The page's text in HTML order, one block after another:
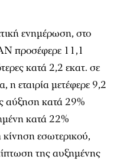
ενημέρωση, στο
προσέφερε 11,1
κατά 2,2 εκατ. σε
η εταιρία μετέφερε 9,2
αύξηση κατά 29%
κατά 22%
κίνηση εσωτερικού,
της αυξημένης